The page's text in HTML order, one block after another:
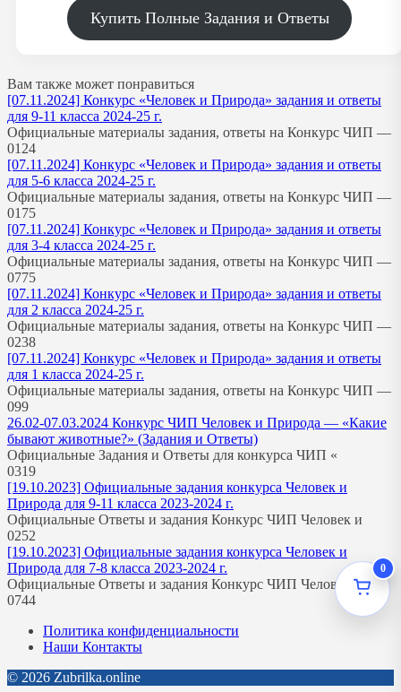
Купить Полные Задания и Ответы
Вам также может понравиться
[07.11.2024] Конкурс «Человек и Природа» задания и ответы
для 9-11 класса 2024-25 г.
Официальные материалы задания, ответы на Конкурс ЧИП —
0124
[07.11.2024] Конкурс «Человек и Природа» задания и ответы
для 5-6 класса 2024-25 г.
Официальные материалы задания, ответы на Конкурс ЧИП —
0175
[07.11.2024] Конкурс «Человек и Природа» задания и ответы
для 3-4 класса 2024-25 г.
Официальные материалы задания, ответы на Конкурс ЧИП —
0775
[07.11.2024] Конкурс «Человек и Природа» задания и ответы
для 2 класса 2024-25 г.
Официальные материалы задания, ответы на Конкурс ЧИП —
0238
[07.11.2024] Конкурс «Человек и Природа» задания и ответы
для 1 класса 2024-25 г.
Официальные материалы задания, ответы на Конкурс ЧИП —
099
26.02-07.03.2024 Конкурс ЧИП Человек и Природа — «Какие
бывают животные?» (Задания и Ответы)
Официальные Задания и Ответы для конкурса ЧИП «
0319
[19.10.2023] Официальные задания конкурса Человек и
Природа для 9-11 класса 2023-2024 г.
Официальные Ответы и задания Конкурс ЧИП Человек и
0252
[19.10.2023] Официальные задания конкурса Человек и
Природа для 7-8 класса 2023-2024 г.
Официальные Ответы и задания Конкурс ЧИП Человек и
0744
Политика конфиденциальности
Наши Контакты
© 2026 Zubrilka.online
0